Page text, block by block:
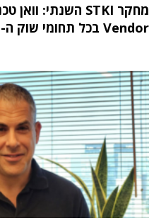
Vendor בכל תחומי שוק ה-IT